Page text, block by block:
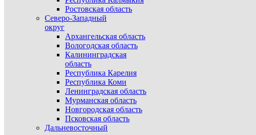
Ростовская область
Северо-Западный
округ
Архангельская область
Вологодская область
Калининградская
область
Республика Карелия
Республика Коми
Ленинградская область
Мурманская область
Новгородская область
Псковская область
Дальневосточный